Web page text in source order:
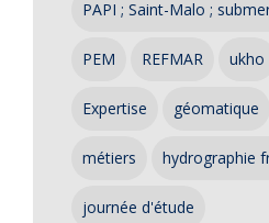
PAPI ; Saint-Malo ;
PEM REFMAR ukho
Expertise géomatique
métiers hydrographie
journée d'étude